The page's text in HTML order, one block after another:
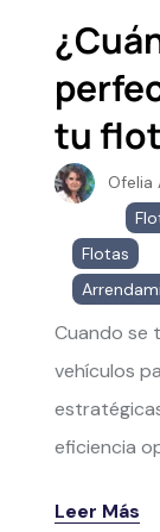
tu
Ofelia
Flotas
Cuando se
vehículos
eficiencia
Leer Más